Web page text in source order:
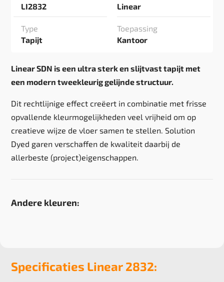
LI2832
Linear
Type
Tapijt
Toepassing
Kantoor
Linear SDN is een ultra sterk en slijtvast tapijt met
een modern tweekleurig gelijnde structuur.
Dit rechtlijnige effect creëert in combinatie met frisse
opvallende kleurmogelijkheden veel vrijheid om op
creatieve wijze de vloer samen te stellen. Solution
Dyed garen verschaffen de kwaliteit daarbij de
allerbeste (project)eigenschappen.
Andere kleuren:
Specificaties Linear 2832: